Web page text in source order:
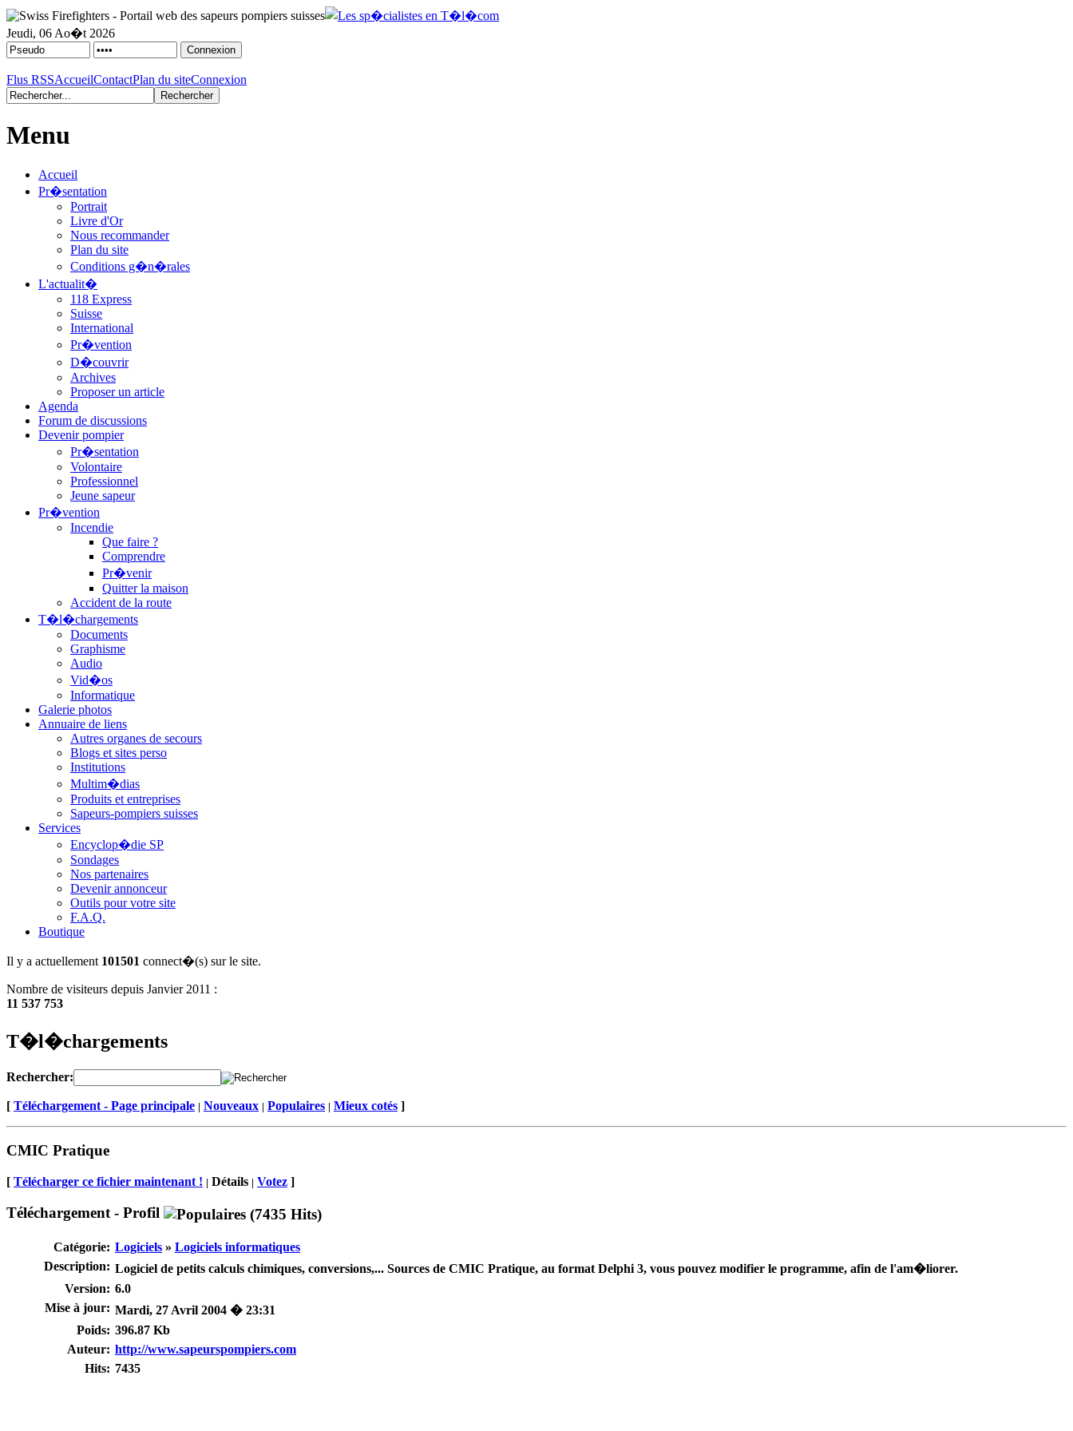
Jeudi, 06 Ao�t 2026
Flus RSSAccueilContactPlan du siteConnexion
Menu
Accueil
Pr�sentation
Portrait
Livre d'Or
Nous recommander
Plan du site
Conditions g�n�rales
L'actualit�
118 Express
Suisse
International
Pr�vention
D�couvrir
Archives
Proposer un article
Agenda
Forum de discussions
Devenir pompier
Pr�sentation
Volontaire
Professionnel
Jeune sapeur
Pr�vention
Incendie
Que faire ?
Comprendre
Pr�venir
Quitter la maison
Accident de la route
T�l�chargements
Documents
Graphisme
Audio
Vid�os
Informatique
Galerie photos
Annuaire de liens
Autres organes de secours
Blogs et sites perso
Institutions
Multim�dias
Produits et entreprises
Sapeurs-pompiers suisses
Services
Encyclop�die SP
Sondages
Nos partenaires
Devenir annonceur
Outils pour votre site
F.A.Q.
Boutique
Il y a actuellement 101501 connect�(s) sur le site.
Nombre de visiteurs depuis Janvier 2011 :
11 537 753
T�l�chargements
Rechercher:
[ Téléchargement - Page principale | Nouveaux | Populaires | Mieux cotés ]
CMIC Pratique
[ Télécharger ce fichier maintenant ! | Détails | Votez ]
Téléchargement - Profil
Catégorie: Logiciels » Logiciels informatiques
Description: Logiciel de petits calculs chimiques, conversions,... Sources de CMIC Pratique, au format Delphi 3, vous pouvez modifier le programme, afin de l'am�liorer.
Version: 6.0
Mise à jour: Mardi, 27 Avril 2004 � 23:31
Poids: 396.87 Kb
Auteur: http://www.sapeurspompiers.com
Hits: 7435